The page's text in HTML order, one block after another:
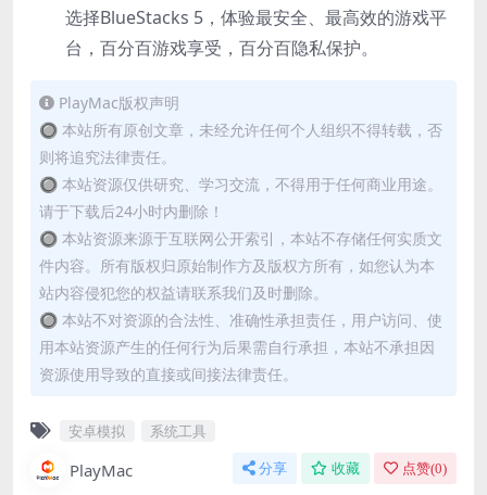
选择BlueStacks 5，体验最安全、最高效的游戏平
台，百分百游戏享受，百分百隐私保护。
PlayMac版权声明
🔘 本站所有原创文章，未经允许任何个人组织不得转载，否
则将追究法律责任。
🔘 本站资源仅供研究、学习交流，不得用于任何商业用途。
请于下载后24小时内删除！
🔘 本站资源来源于互联网公开索引，本站不存储任何实质文
件内容。所有版权归原始制作方及版权方所有，如您认为本
站内容侵犯您的权益请联系我们及时删除。
🔘 本站不对资源的合法性、准确性承担责任，用户访问、使
用本站资源产生的任何行为后果需自行承担，本站不承担因
资源使用导致的直接或间接法律责任。
安卓模拟 系统工具
PlayMac 分享 收藏 点赞(0)